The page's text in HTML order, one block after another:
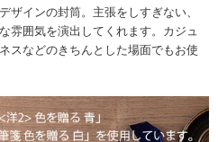
ザインの封筒。主張をしすぎない、
雰囲気を演出してくれます。カジュ
スなどのきちんとした場面でもお使